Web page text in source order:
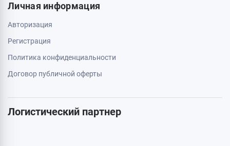
Личная информация
Авторизация
Регистрация
Политика конфиденциальности
Договор публичной оферты
Логистический партнер